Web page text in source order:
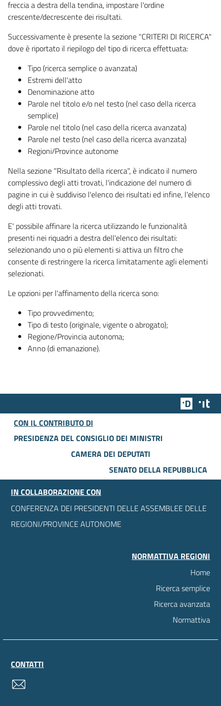
freccia a destra della tendina, impostare l'ordine
crescente/decrescente dei risultati.
Successivamente è presente la sezione "CRITERI DI RICERCA"
dove è riportato il riepilogo del tipo di ricerca effettuata:
Tipo (ricerca semplice o avanzata)
Estremi dell'atto
Denominazione atto
Parole nel titolo e/o nel testo (nel caso della ricerca
semplice)
Parole nel titolo (nel caso della ricerca avanzata)
Parole nel testo (nel caso della ricerca avanzata)
Regioni/Province autonome
Nella sezione "Risultato della ricerca", è indicato il numero
complessivo degli atti trovati, l'indicazione del numero di
pagine in cui è suddiviso l'elenco dei risultati ed infine, l'elenco
degli atti trovati.
E' possibile affinare la ricerca utilizzando le funzionalità
presenti nei riquadri a destra dell'elenco dei risultati:
selezionando uno o più elementi si attiva un filtro che
consente di restringere la ricerca limitatamente agli elementi
selezionati.
Le opzioni per l'affinamento della ricerca sono:
Tipo provvedimento;
Tipo di testo (originale, vigente o abrogato);
Regione/Provincia autonoma;
Anno (di emanazione).
Team
CON IL CONTRIBUTO DI
PRESIDENZA DEL CONSIGLIO DEI MINISTRI
CAMERA DEI DEPUTATI
SENATO DELLA REPUBBLICA
IN COLLABORAZIONE CON
CONFERENZA DEI PRESIDENTI DELLE ASSEMBLEE DELLE
REGIONI/PROVINCE AUTONOME
NORMATTIVA REGIONI
Home
Ricerca semplice
Ricerca avanzata
Normattiva
CONTATTI